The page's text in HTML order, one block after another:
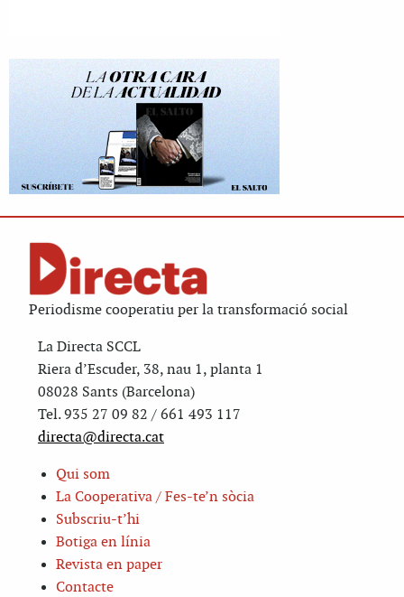
Periodisme cooperatiu per la transformació social
La Directa SCCL
Riera d’Escuder, 38, nau 1, planta 1
08028 Sants (Barcelona)
Tel. 935 27 09 82 / 661 493 117
directa@directa.cat
Qui som
La Cooperativa / Fes-te’n sòcia
Subscriu-t’hi
Botiga en línia
Revista en paper
Contacte